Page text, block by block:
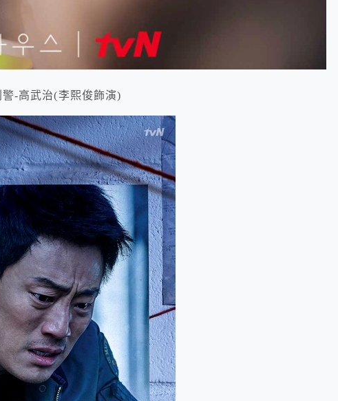
-高武治(李熙俊飾演)